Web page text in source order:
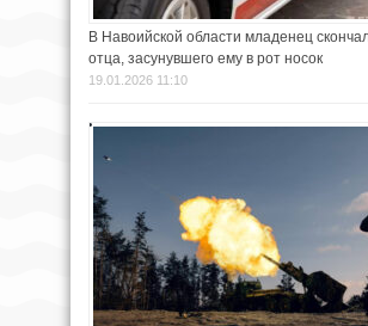
В Навоийской области младенец
отца, засунувшего ему в рот носок
19.01.2026 11:10